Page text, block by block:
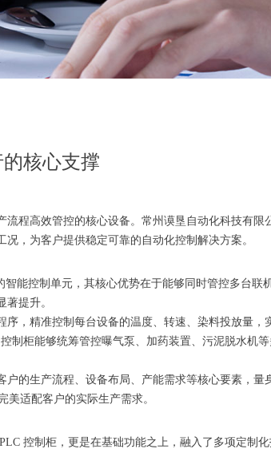
核心支撑
程高效管控的核心设备。常州谟垦自动化科技有限
，为客户提供稳定可靠的自动化控制解决方案。
能控制单元，其核心优势在于能够同时管控多台联
提升。
，精准控制每台设备的温度、转速、染料投放量，
制柜能够统筹管控曝气泵、加药装置、污泥脱水机
的生产流程、设备布局、产能需求等核心要素，量
适配客户的实际生产需求。
控制柜，更是在基础功能之上，融入了多项定制